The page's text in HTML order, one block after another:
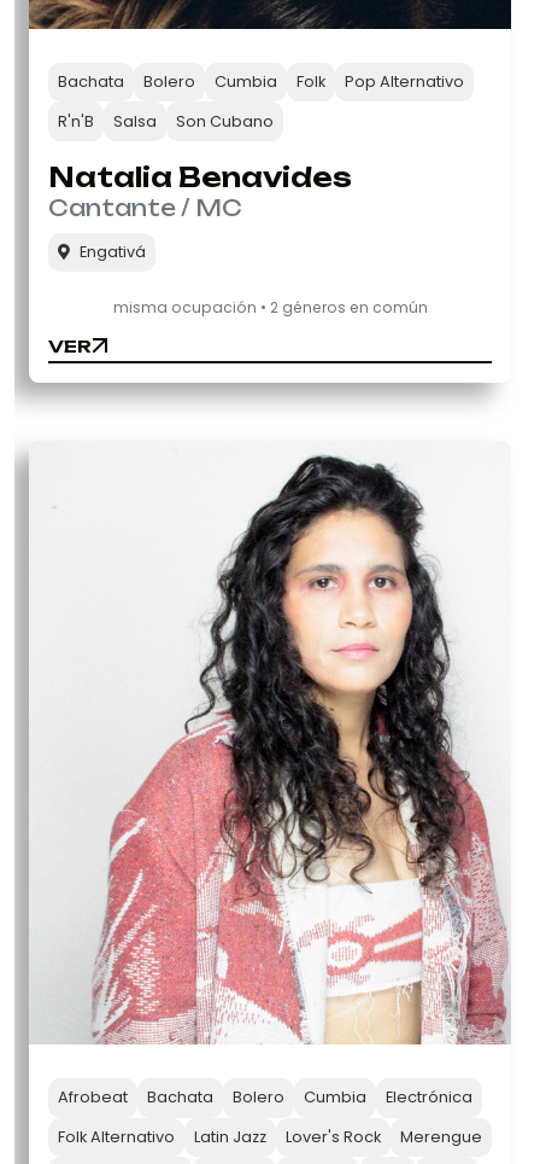
Bachata Bolero Cumbia Folk
Pop Alternativo
R'n'B
Salsa Son Cubano
Natalia Benavides
Cantante / MC
Engativá
misma ocupación • 2 géneros en común
VER
VER
Afrobeat Bachata Bolero Cumbia
Electrónica
Folk Alternativo
Latin Jazz Lover's Rock
Merengue